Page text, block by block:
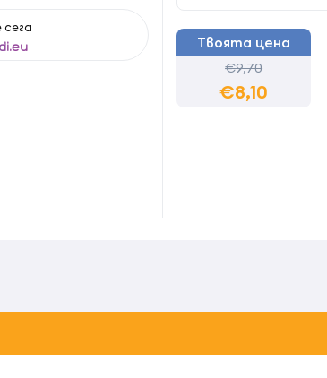
сега
Твоята цена
€9,70
€8,10